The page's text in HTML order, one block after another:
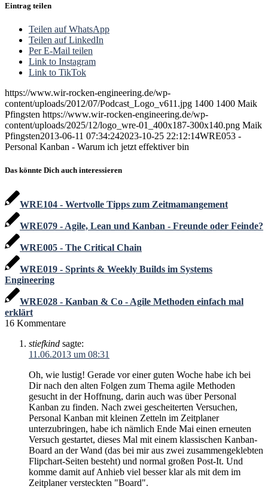
Eintrag teilen
Teilen auf WhatsApp
Teilen auf LinkedIn
Per E-Mail teilen
Link to Instagram
Link to TikTok
https://www.wir-rocken-engineering.de/wp-
content/uploads/2012/07/Podcast_Logo_v611.jpg 1400 1400 Maik
Pfingsten https://www.wir-rocken-engineering.de/wp-
content/uploads/2025/12/logo_wre-01_400x187-300x140.png Maik
Pfingsten2013-06-11 07:34:242023-10-25 22:12:14WRE053 -
Personal Kanban - Warum ich jetzt effektiver bin
Das könnte Dich auch interessieren
WRE104 - Wertvolle Tipps zum Zeitmamangement
WRE079 - Agile, Lean und Kanban - Freunde oder Feinde?
WRE005 - The Critical Chain
WRE019 - Sprints & Weekly Builds im Systems
Engineering
WRE028 - Kanban & Co - Agile Methoden einfach mal
erklärt
16 Kommentare
stiefkind sagte:
11.06.2013 um 08:31
Oh, wie lustig! Gerade vor einer guten Woche habe ich bei
Dir nach den alten Folgen zum Thema agile Methoden
gesucht in der Hoffnung, darin auch was über Personal
Kanban zu finden. Nach zwei gescheiterten Versuchen,
Personal Kanban mit kleinen Zetteln im Zeitplaner
unterzubringen, habe ich nämlich Ende Mai einen erneuten
Versuch gestartet, dieses Mal mit einem klassischen Kanban-
Board an der Wand (das bei mir aus zwei zusammengeklebten
Flipchart-Seiten besteht) und normal großen Post-It. Und
komme damit auf Anhieb viel besser klar als mit dem im
Zeitplaner versteckten "Board".